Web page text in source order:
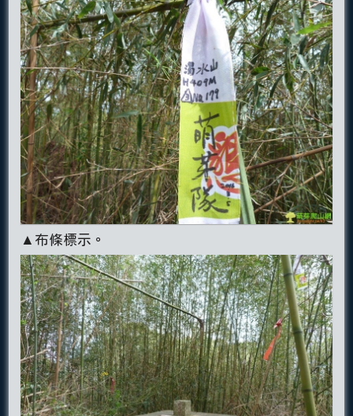
▲布條標示。